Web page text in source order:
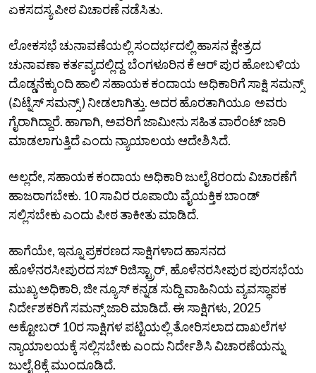
ಏಕಸದಸ್ಯ ಪೀಠ ವಿಚಾರಣೆ ನಡೆಸಿತು.
ಲೋಕಸಭೆ ಚುನಾವಣೆಯಲ್ಲಿ ಸಂದರ್ಭದಲ್ಲಿ ಹಾಸನ ಕ್ಷೇತ್ರದ
ಚುನಾವಣಾ ಕರ್ತವ್ಯದಲ್ಲಿದ್ದ ಬೆಂಗಳೂರಿನ ಕೆ ಆರ್ ಪುರ ಹೋಬಳಿಯ
ದೊಡ್ಡನೆಕ್ಕುಂದಿ ಹಾಲಿ ಸಹಾಯಕ ಕಂದಾಯ ಅಧಿಕಾರಿಗೆ ಸಾಕ್ಷಿ ಸಮನ್ಸ್
(ವಿಟ್ನೆಸ್ ಸಮನ್ಸ್ ) ನೀಡಲಾಗಿತ್ತು. ಅದರ ಹೊರತಾಗಿಯೂ ಅವರು
ಗೈರಾಗಿದ್ದಾರೆ. ಹಾಗಾಗಿ, ಅವರಿಗೆ ಜಾಮೀನು ಸಹಿತ ವಾರೆಂಟ್ ಜಾರಿ
ಮಾಡಲಾಗುತ್ತಿದೆ ಎಂದು ನ್ಯಾಯಾಲಯ ಆದೇಶಿಸಿದೆ.
ಅಲ್ಲದೇ, ಸಹಾಯಕ ಕಂದಾಯ ಅಧಿಕಾರಿ ಜುಲೈ 8ರಂದು ವಿಚಾರಣೆಗೆ
ಹಾಜರಾಗಬೇಕು.‌ 10 ಸಾವಿರ ರೂಪಾಯಿ ವೈಯಕ್ತಿಕ ಬಾಂಡ್
ಸಲ್ಲಿಸಬೇಕು ಎಂದು ಪೀಠ ತಾಕೀತು ಮಾಡಿದೆ.
ಹಾಗೆಯೇ, ಇನ್ನೂ ಪ್ರಕರಣದ ಸಾಕ್ಷಿಗಳಾದ ಹಾಸನದ
ಹೊಳೆನರಸೀಪುರದ ಸಬ್ ರಿಜಿಸ್ಟ್ರಾರ್, ಹೊಳೆನರಸೀಪುರ ಪುರಸಭೆಯ
ಮುಖ್ಯ ಅಧಿಕಾರಿ, ಜೀ ನ್ಯೂಸ್ ಕನ್ನಡ ಸುದ್ದಿ ವಾಹಿನಿಯ ವ್ಯವಸ್ಥಾಪಕ
ನಿರ್ದೇಶಕರಿಗೆ ಸಮನ್ಸ್ ಜಾರಿ ಮಾಡಿದೆ. ಈ ಸಾಕ್ಷಿಗಳು, 2025
ಅಕ್ಟೋಬರ್‌ 10ರ ಸಾಕ್ಷಿಗಳ ಪಟ್ಟಿಯಲ್ಲಿ ತೋರಿಸಲಾದ ದಾಖಲೆಗಳ
ನ್ಯಾಯಾಲಯಕ್ಕೆ ಸಲ್ಲಿಸಬೇಕು ಎಂದು ನಿರ್ದೇಶಿಸಿ ವಿಚಾರಣೆಯನ್ನು
ಜುಲೈ 8ಕ್ಕೆ ಮುಂದೂಡಿದೆ.